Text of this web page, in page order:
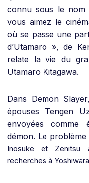
connu sous le nom
vous aimez le
où se passe une
d’Utamaro », de
relate la vie du
Utamaro Kitagawa.
Dans Demon
épouses Tengen
envoyées comme
démon. Le problème
Inosuke et Zenitsu
recherches à